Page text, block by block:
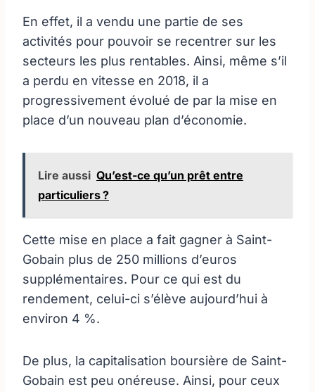
En effet, il a vendu une partie de ses
activités pour pouvoir se recentrer sur les
secteurs les plus rentables. Ainsi, même s’il
a perdu en vitesse en 2018, il a
progressivement évolué de par la mise en
place d’un nouveau plan d’économie.
Lire aussi Qu’est-ce qu’un prêt entre
particuliers ?
Cette mise en place a fait gagner à Saint-
Gobain plus de 250 millions d’euros
supplémentaires. Pour ce qui est du
rendement, celui-ci s’élève aujourd’hui à
environ 4 %.
De plus, la capitalisation boursière de Saint-
Gobain est peu onéreuse. Ainsi, pour ceux